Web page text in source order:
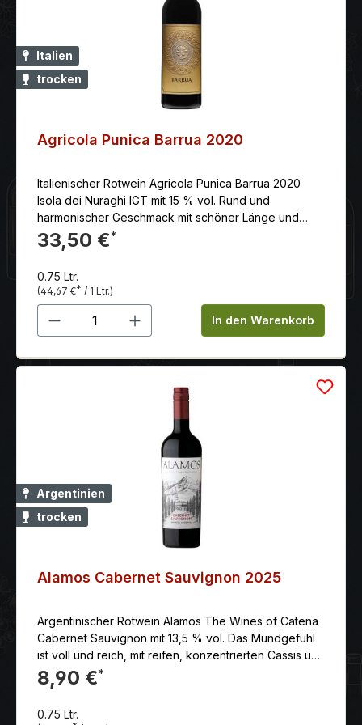
und von meist hochgelegenen Parzellen kommt
dieser Ripasso Valpolicella Superiore. Er ist kräftiger
und stoffiger als der normale Valpolicella, war fast ein
Jahr im Holzfass und verströmt ein reichhaltiges
Aroma von Kirschen, Gewürzen, getrocknete Früchte,
Agricola Stefano Accordini
Italien
trocken
Agricola Punica Barrua 2020
Italienischer Rotwein Agricola Punica Barrua 2020
Isola dei Nuraghi IGT mit 15 % vol. Rund und
harmonischer Geschmack mit schöner Länge und
leicht herbalem Nachhall nach Minze und Myrthe.
33,50 €*
0.75 Ltr.
(44,67 €* / 1 Ltr.)
Produkt Anzahl: Gib denIn den Warenkorb
Argentinien
trocken
Alamos Cabernet Sauvignon 2025
Argentinischer Rotwein Alamos The Wines of Catena
Cabernet Sauvignon mit 13,5 % vol. Das Mundgefühl
ist voll und reich, mit reifen, konzentrierten Cassis und
Himbeer Noten und einem Hauch von Schokolade
und süße Gewürzen. Der Abgang zeigt reifen,
8,90 €*
0.75 Ltr.